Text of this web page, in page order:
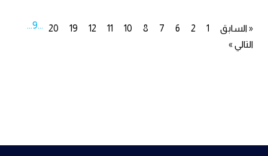
« السابق 1
2
... 6
7
8
9 10
11
12
... 19
20
التالي »